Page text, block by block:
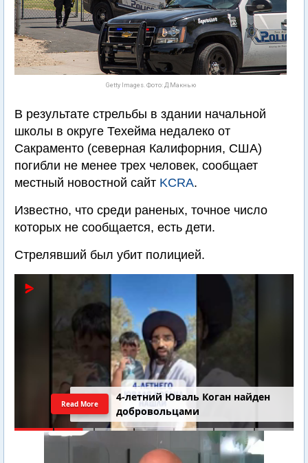
Getty Images. Фото: Д.Макнью
В результате стрельбы в здании начальной
школы в округе Техейма недалеко от
Сакраменто (северная Калифорния, США)
погибли не менее трех человек, сообщает
местный новостной сайт KCRA.
Известно, что среди раненых, точное число
которых не сообщается, есть дети.
Стрелявший был убит полицией.
4-летний Юваль Коган найден
добровольцами
Read More